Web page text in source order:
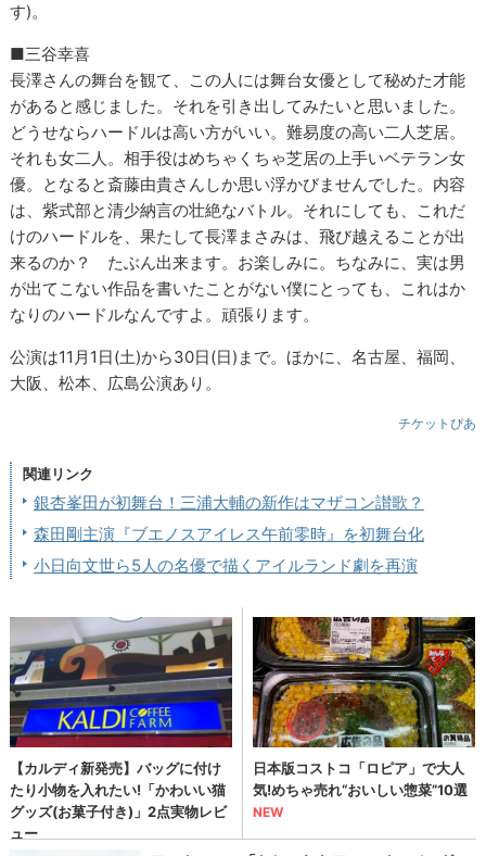
す)。
■三谷幸喜
長澤さんの舞台を観て、この人には舞台女優として秘めた才能
があると感じました。それを引き出してみたいと思いました。
どうせならハードルは高い方がいい。難易度の高い二人芝居。
それも女二人。相手役はめちゃくちゃ芝居の上手いベテラン女
優。となると斎藤由貴さんしか思い浮かびませんでした。内容
は、紫式部と清少納言の壮絶なバトル。それにしても、これだ
けのハードルを、果たして長澤まさみは、飛び越えることが出
来るのか？ たぶん出来ます。お楽しみに。ちなみに、実は男
が出てこない作品を書いたことがない僕にとっても、これはか
なりのハードルなんですよ。頑張ります。
公演は11月1日(土)から30日(日)まで。ほかに、名古屋、福岡、
大阪、松本、広島公演あり。
チケットぴあ
関連リンク
銀杏峯田が初舞台！三浦大輔の新作はマザコン讃歌？
森田剛主演『ブエノスアイレス午前零時』を初舞台化
小日向文世ら5人の名優で描くアイルランド劇を再演